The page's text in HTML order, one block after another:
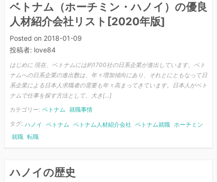
ベトナム（ホーチミン・ハノイ）の優良
人材紹介会社リスト[2020年版]
Posted on 2018-01-09
投稿者: love84
はじめに 現在、ベトナムには約1700社の日系企業が進出しています。ベト
ナムへの日系企業の進出数は、年々増加傾向にあり、それとにともなって日
系企業による日本人求職者の需要も年々高まってきています。日本人がベト
ナムで仕事を探す方法として、大き[…]
カテゴリー: ベトナム 就職事情
タグ: ハノイ ベトナム ベトナム人材紹介会社 ベトナム就職 ホーチミン
就職 転職
ハノイの歴史